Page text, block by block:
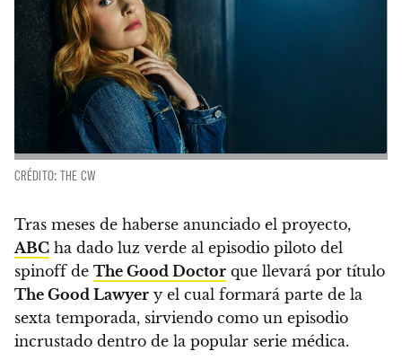
CRÉDITO: THE CW
Tras meses de haberse anunciado el proyecto,
ABC ha dado luz verde al episodio piloto del
spinoff de The Good Doctor que llevará por título
The Good Lawyer y el cual formará parte de la
sexta temporada, sirviendo como un episodio
incrustado dentro de la popular serie médica.